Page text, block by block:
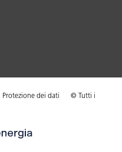
Protezione dei dati
© Tutti i